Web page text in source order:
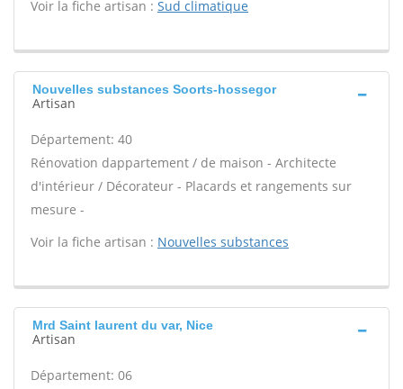
Voir la fiche artisan : Sud climatique
Nouvelles substances Soorts-hossegor
Artisan
Département: 40
Rénovation dappartement / de maison - Architecte
d'intérieur / Décorateur - Placards et rangements sur
mesure -
Voir la fiche artisan : Nouvelles substances
Mrd Saint laurent du var, Nice
Artisan
Département: 06